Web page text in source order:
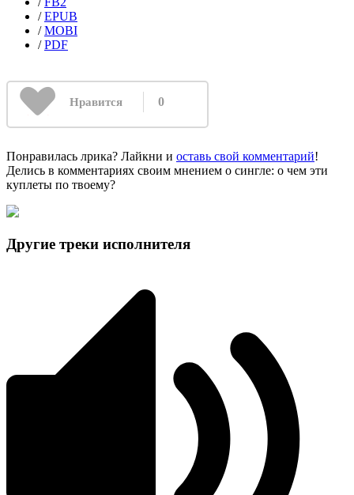
/EPUB
/MOBI
/PDF
Нравится 0
Понравилась лрика? Лайкни и оставь свой комментарий!
Делись в комментариях своим мнением о сингле: о чем эти
куплеты по твоему?
Другие треки исполнителя